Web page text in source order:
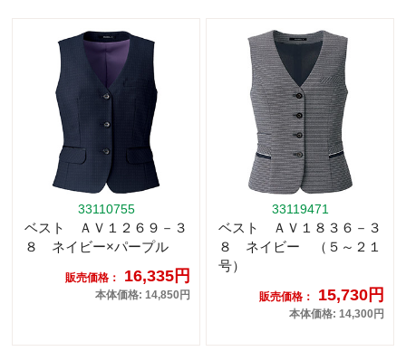
33110755
ベスト ＡＶ１２６９－３
８ ネイビー×パープル
販売価格： 16,335円
本体価格: 14,850円
33119471
ベスト ＡＶ１８３６－３
８ ネイビー （５～２１
号）
販売価格： 15,730円
本体価格: 14,300円